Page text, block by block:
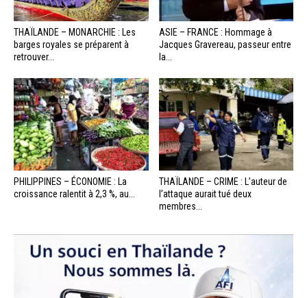
THAÏLANDE – MONARCHIE : Les
barges royales se préparent à
retrouver...
ASIE – FRANCE : Hommage à
Jacques Gravereau, passeur entre
la...
PHILIPPINES – ÉCONOMIE : La
croissance ralentit à 2,3 %, au...
THAÏLANDE – CRIME : L’auteur de
l’attaque aurait tué deux
membres...